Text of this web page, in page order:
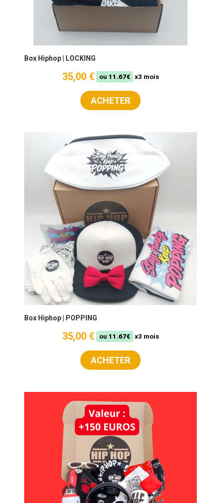
Box Hiphop | LOCKING
35,00 € ou 11.67€ x3 mois
ACHETER
Box Hiphop | POPPING
35,00 € ou 11.67€ x3 mois
ACHETER